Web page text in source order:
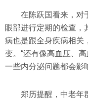
在陈跃国看来，对
眼部进行定期的检查，
病也是跟全身疾病相关
变。“还有像高血压、
一些内分泌问题都会影
郑历提醒，中老年